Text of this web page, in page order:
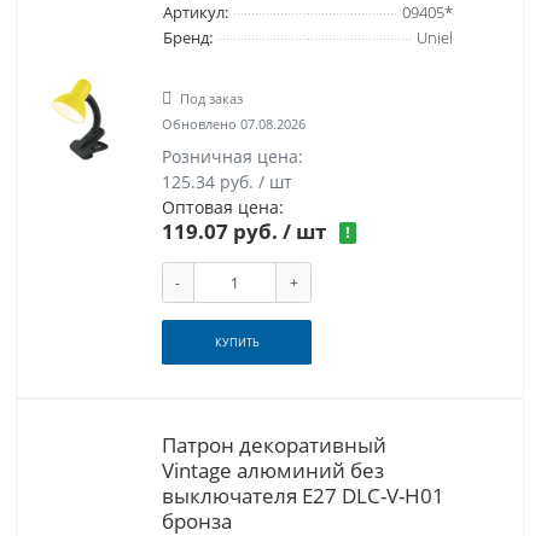
Артикул:
09405*
Бренд:
Uniel
Под заказ
Обновлено 07.08.2026
Розничная цена:
125.34 руб. / шт
Оптовая цена:
119.07 руб. / шт !
- +
КУПИТЬ
Патрон декоративный
Vintage алюминий без
выключателя E27 DLC-V-H01
бронза